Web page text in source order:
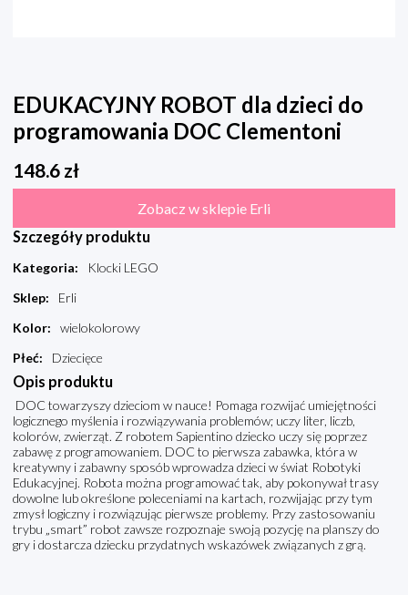
EDUKACYJNY ROBOT dla dzieci do
programowania DOC Clementoni
148.6 zł
Zobacz w sklepie Erli
Szczegóły produktu
Kategoria:
Klocki LEGO
Sklep:
Erli
Kolor:
wielokolorowy
Płeć: Dziecięce
Opis produktu
DOC towarzyszy dzieciom w nauce! Pomaga rozwijać umiejętności
logicznego myślenia i rozwiązywania problemów; uczy liter, liczb,
kolorów, zwierząt. Z robotem Sapientino dziecko uczy się poprzez
zabawę z programowaniem. DOC to pierwsza zabawka, która w
kreatywny i zabawny sposób wprowadza dzieci w świat Robotyki
Edukacyjnej. Robota można programować tak, aby pokonywał trasy
dowolne lub określone poleceniami na kartach, rozwijając przy tym
zmysł logiczny i rozwiązując pierwsze problemy. Przy zastosowaniu
trybu „smart” robot zawsze rozpoznaje swoją pozycję na planszy do
gry i dostarcza dziecku przydatnych wskazówek związanych z grą.